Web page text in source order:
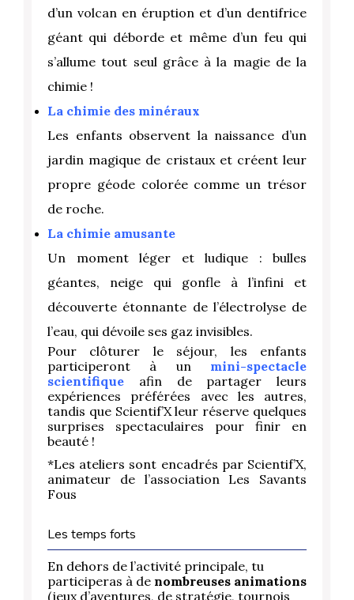
d’un volcan en éruption et d’un dentifrice
géant qui déborde et même d’un feu qui
s’allume tout seul grâce à la magie de la
chimie !
La chimie des minéraux
Les enfants observent la naissance d’un
jardin magique de cristaux et créent leur
propre géode colorée comme un trésor
de roche.
La chimie amusante
Un moment léger et ludique : bulles
géantes, neige qui gonfle à l’infini et
découverte étonnante de l’électrolyse de
l’eau, qui dévoile ses gaz invisibles.
Pour clôturer le séjour, les enfants
participeront à un mini-spectacle
scientifique afin de partager leurs
expériences préférées avec les autres,
tandis que Scientif’X leur réserve quelques
surprises spectaculaires pour finir en
beauté !
*Les ateliers sont encadrés par Scientif’X,
animateur de l’association Les Savants
Fous
Les temps forts
En dehors de l’activité principale, tu
participeras à de nombreuses animations
(jeux d’aventures, de stratégie, tournois